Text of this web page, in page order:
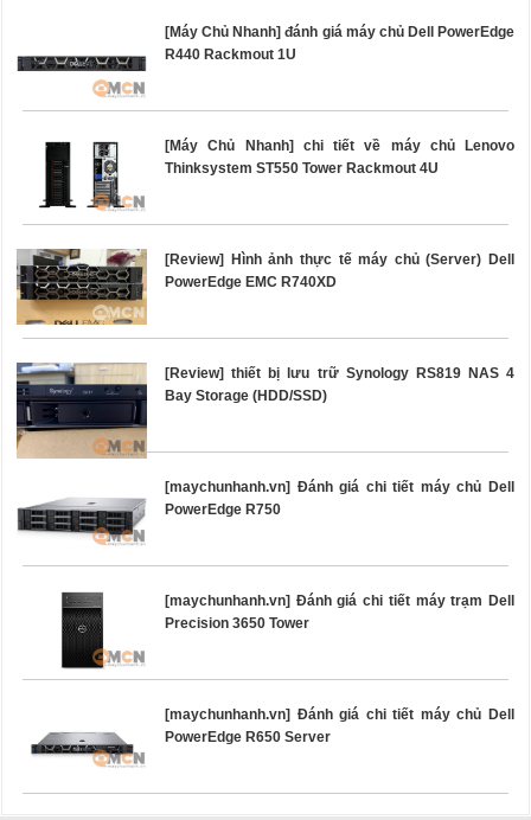
[Máy Chủ Nhanh] đánh giá máy chủ Dell PowerEdge
R440 Rackmout 1U
[Máy Chủ Nhanh] chi tiết về máy chủ Lenovo
Thinksystem ST550 Tower Rackmout 4U
[Review] Hình ảnh thực tế máy chủ (Server) Dell
PowerEdge EMC R740XD
[Review] thiết bị lưu trữ Synology RS819 NAS 4
Bay Storage (HDD/SSD)
[maychunhanh.vn] Đánh giá chi tiết máy chủ Dell
PowerEdge R750
[maychunhanh.vn] Đánh giá chi tiết máy trạm Dell
Precision 3650 Tower
[maychunhanh.vn] Đánh giá chi tiết máy chủ Dell
PowerEdge R650 Server